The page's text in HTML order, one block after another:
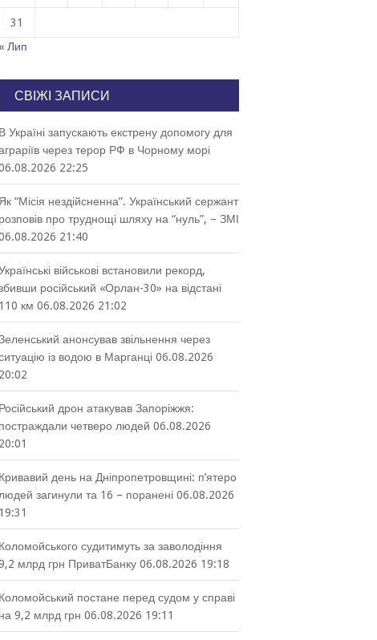
31
« Лип
СВІЖІ ЗАПИСИ
В Україні запускають екстрену допомогу для
через терор РФ в Чорному морі
22:25
Як “Місія нездійсненна”. Український сержант
розповів про труднощі шляху на “нуль”, – ЗМІ
21:40
військові встановили рекорд,
російський «Орлан-30» на відстані
110 км 06.08.2026 21:02
анонсував звільнення через
із водою в Марганці 06.08.2026
20:02
Російський дрон атакував Запоріжжя:
постраждали четверо людей 06.08.2026
20:01
Кривавий день на Дніпропетровщині: п’ятеро
людей загинули та 16 – поранені 06.08.2026
19:31
Коломойського судитимуть за заволодіння
млрд грн ПриватБанку 06.08.2026 19:18
Коломойський постане перед судом у справі
на 9,2 млрд грн 06.08.2026 19:11